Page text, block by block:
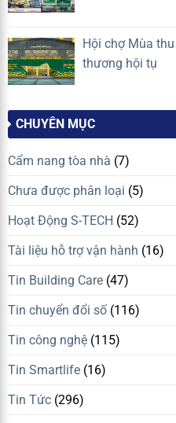
Hội chợ Mùa
thương hội tụ
CHUYÊN MỤC
Cẩm nang tòa nhà (7)
Chưa được phân loại (5)
Hoạt Động S-TECH (52)
Tài liệu hỗ trợ vận hành (16)
Tin Building Care (47)
Tin chuyển đổi số (116)
Tin công nghệ (115)
Tin Smartlife (16)
Tin Tức (296)